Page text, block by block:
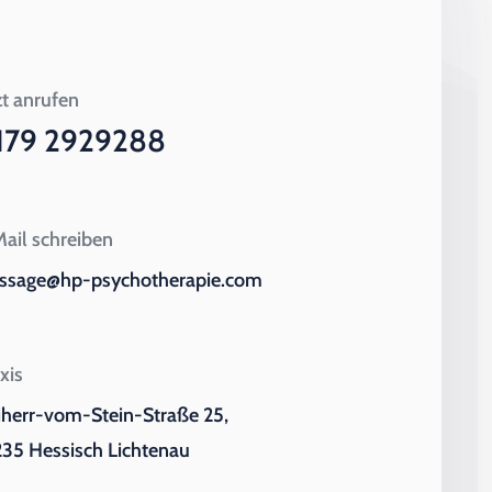
anrufen
2929288
schreiben
psychotherapie.com
vom-Stein-Straße 25,
Hessisch Lichtenau